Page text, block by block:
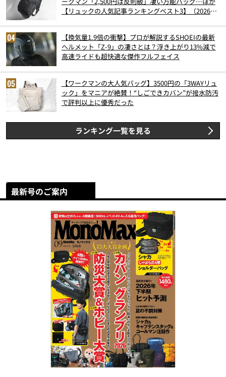
【リュックの人気記事ランキングベスト3】（2026年
【換気量1.9倍の衝撃】プロが解説するSHOEIの最新
ヘルメット「Z-9」の凄さとは？浮き上がり13%減で
高速ライドも超快適な傑作フルフェイス
【ワークマンの大人気バッグ】3500円の「3WAYリュ
ック」をマニアが絶賛！“しごできカバン”が撥水防汚
で評判以上に優秀だった
ランキング一覧を見る
最新号のご案内